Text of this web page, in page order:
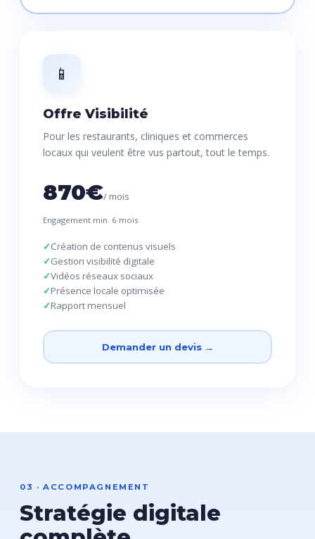
📱
Offre Visibilité
Pour les restaurants, cliniques et commerces
locaux qui veulent être vus partout, tout le temps.
870€/ mois
Engagement min. 6 mois
Création de contenus visuels
Gestion visibilité digitale
Vidéos réseaux sociaux
Présence locale optimisée
Rapport mensuel
Demander un devis →
03 · ACCOMPAGNEMENT
Stratégie digitale